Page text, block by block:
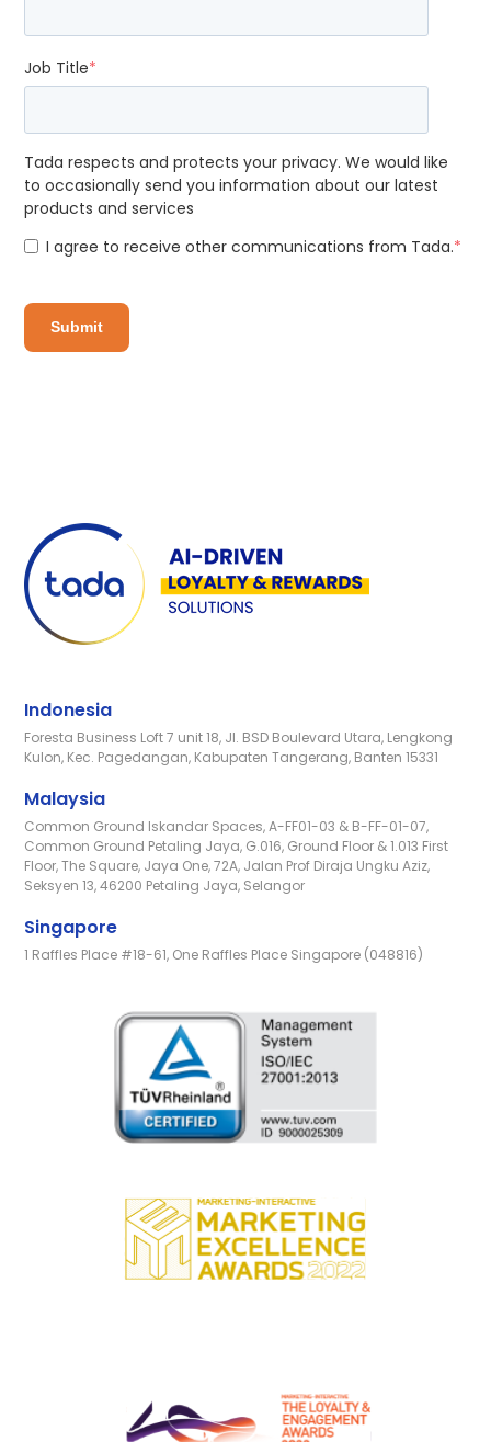
Job Title*
Tada respects and protects your privacy. We would like
to occasionally send you information about our latest
products and services
I agree to receive other communications from Tada.*
Indonesia
Foresta Business Loft 7 unit 18, Jl. BSD Boulevard Utara, Lengkong
Kulon, Kec. Pagedangan, Kabupaten Tangerang, Banten 15331
Malaysia
Common Ground Iskandar Spaces, A-FF01-03 & B-FF-01-07,
Common Ground Petaling Jaya, G.016, Ground Floor & 1.013 First
Floor, The Square, Jaya One, 72A, Jalan Prof Diraja Ungku Aziz,
Seksyen 13, 46200 Petaling Jaya, Selangor
Singapore
1 Raffles Place #18-61, One Raffles Place Singapore (048816)